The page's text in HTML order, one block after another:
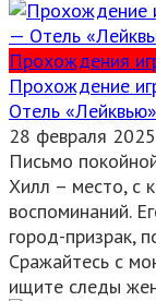
Прохождения
Прохождение
Отель
28 февраля 2025
Письмо
Хилл – место, с
воспоминаний.
город-призрак,
Сражайтесь с
ищите следы